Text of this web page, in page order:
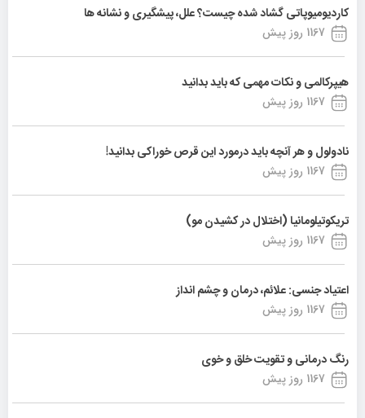
کاردیومیوپاتی گشاد شده چیست؟ علل، پیشگیری و نشانه ها
1167 روز پیش
هیپرکالمی و نکات مهمی که باید بدانید
1167 روز پیش
نادولول و هر آنچه باید درمورد این قرص خوراکی بدانید!
1167 روز پیش
تریکوتیلومانیا (اختلال در کشیدن مو)
1167 روز پیش
اعتیاد جنسی: علائم، درمان و چشم انداز
1167 روز پیش
رنگ درمانی و تقویت خلق و خوی
1167 روز پیش